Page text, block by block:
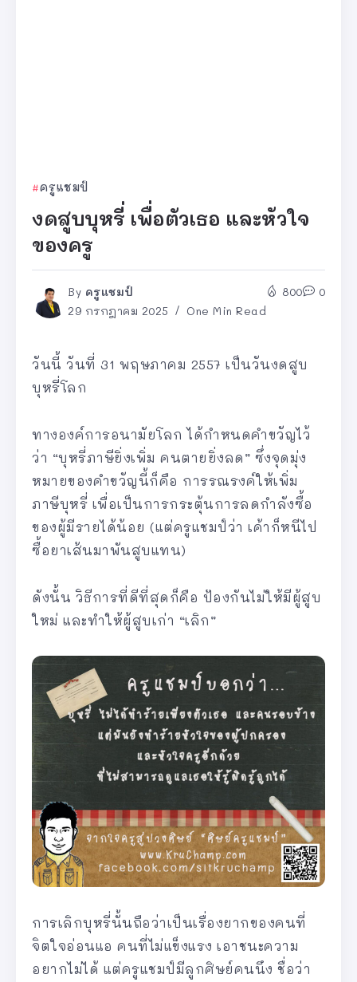
ครูแชมป์
งดสูบบุหรี่ เพื่อตัวเธอ และหัวใจ
ของครู
By ครูแชมป์
29 กรกฎาคม 2025
One Min Read
800 0
วันนี้ วันที่ 31 พฤษภาคม 2557 เป็นวันงดสูบ
บุหรี่โลก
ทางองค์การอนามัยโลก ได้กำหนดคำขวัญไว้
ว่า “บุหรี่ภาษียิ่งเพิ่ม คนตายยิ่งลด” ซึ่งจุดมุ่ง
หมายของคำขวัญนี้ก็คือ การรณรงค์ให้เพิ่ม
ภาษีบุหรี่ เพื่อเป็นการกระตุ้นการลดกำลังซื้อ
ของผู้มีรายได้น้อย (แต่ครูแชมป์ว่า เค้าก็หนีไป
ซื้อยาเส้นมาพันสูบแทน)
ดังนั้น วิธีการที่ดีที่สุดก็คือ ป้องกันไม่ให้มีผู้สูบ
ใหม่ และทำให้ผู้สูบเก่า “เลิก”
การเลิกบุหรี่นั้นถือว่าเป็นเรื่องยากของคนที่
จิตใจอ่อนแอ คนที่ไม่แข็งแรง เอาชนะความ
อยากไม่ได้ แต่ครูแชมป์มีลูกศิษย์คนนึง ชื่อว่า